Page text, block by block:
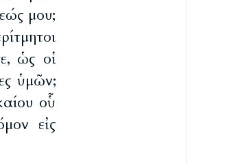
μου;
ὡς οἱ
ὑμῶν;
οὗ
εἰς